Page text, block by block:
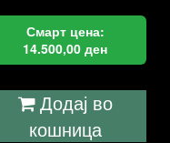
Смарт цена:
14.500,00ден
Додај во
кошница